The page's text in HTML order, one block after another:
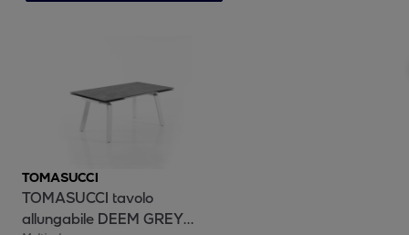
TOMASUCCI
TOMASUCCI tavolo
allungabile DEEM GREY